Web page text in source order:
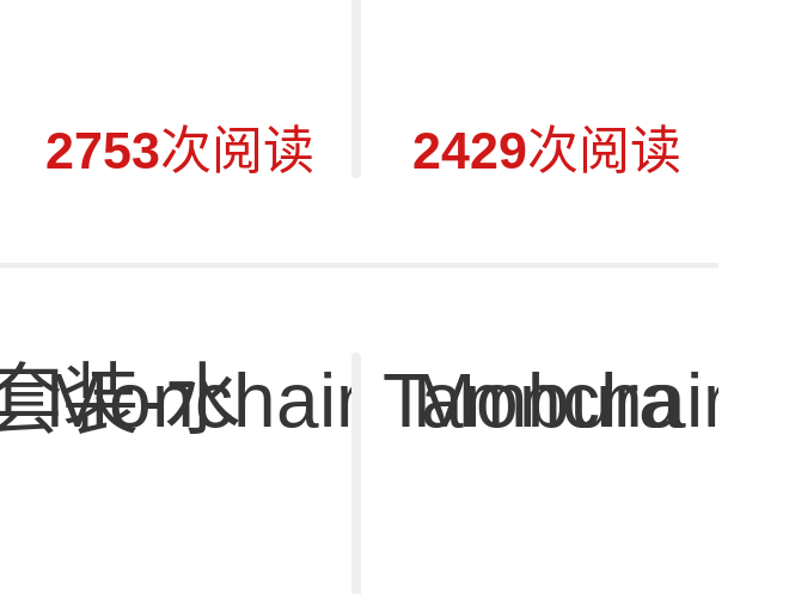
2753次阅读 2429次阅读
装-水
Monchair Tambura
Monchair